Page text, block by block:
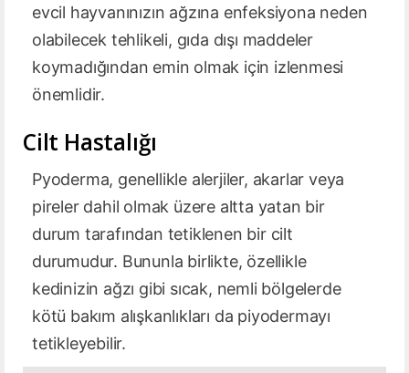
evcil hayvanınızın ağzına enfeksiyona neden
olabilecek tehlikeli, gıda dışı maddeler
koymadığından emin olmak için izlenmesi
önemlidir.
Cilt Hastalığı
Pyoderma, genellikle alerjiler, akarlar veya
pireler dahil olmak üzere altta yatan bir
durum tarafından tetiklenen bir cilt
durumudur. Bununla birlikte, özellikle
kedinizin ağzı gibi sıcak, nemli bölgelerde
kötü bakım alışkanlıkları da piyodermayı
tetikleyebilir.